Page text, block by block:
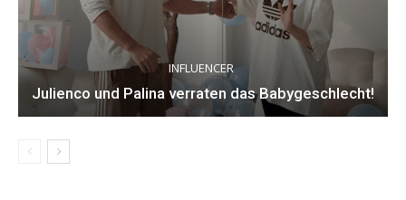
INFLUENCER
Julienco und Palina verraten das Babygeschlecht!